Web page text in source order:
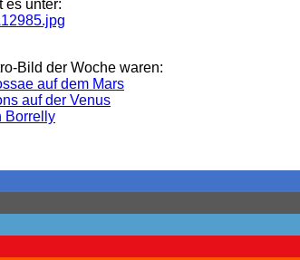
es unter:
Bild der Woche waren:
auf dem Mars
auf der Venus
Borrelly